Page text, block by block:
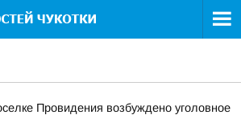
Провидения возбуждено уголовное